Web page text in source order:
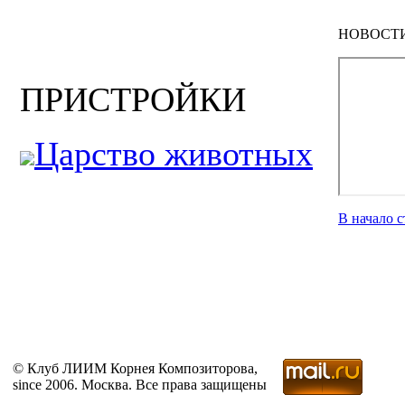
ПРИСТРОЙКИ
Царство животных
В начало
© Клуб ЛИИМ Корнея Композиторова,
since 2006. Москва. Все права защищены